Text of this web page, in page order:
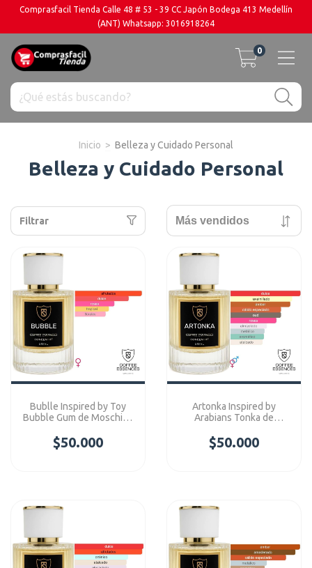
Comprasfacil Tienda Calle 48 # 53 - 39 CC Japón Bodega 413 Medellín
(ANT) Whatsapp: 3016918264
0
Inicio > Belleza y Cuidado Personal
Belleza y Cuidado Personal
Filtrar
Bublle Inspired by Toy
Bubble Gum de Moschino
Concentre
$50.000
Artonka Inspired by
Arabians Tonka de
Essences Concentre
$50.000